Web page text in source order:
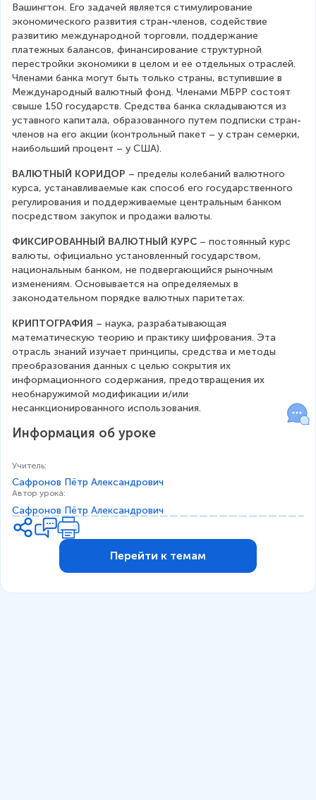
Вашингтон. Его задачей является стимулирование
экономического развития стран-членов, содействие
развитию международной торговли, поддержание
платежных балансов, финансирование структурной
перестройки экономики в целом и ее отдельных отраслей.
Членами банка могут быть только страны, вступившие в
Международный валютный фонд. Членами МБРР состоят
свыше 150 государств. Средства банка складываются из
уставного капитала, образованного путем подписки стран-
членов на его акции (контрольный пакет – у стран семерки,
наибольший процент – у США).
ВАЛЮТНЫЙ КОРИДОР – пределы колебаний валютного
курса, устанавливаемые как способ его государственного
регулирования и поддерживаемые центральным банком
посредством закупок и продажи валюты.
ФИКСИРОВАННЫЙ ВАЛЮТНЫЙ КУРС – постоянный курс
валюты, официально установленный государством,
национальным банком, не подвергающийся рыночным
изменениям. Основывается на определяемых в
законодательном порядке валютных паритетах.
КРИПТОГРАФИЯ – наука, разрабатывающая
математическую теорию и практику шифрования. Эта
отрасль знаний изучает принципы, средства и методы
преобразования данных с целью сокрытия их
информационного содержания, предотвращения их
необнаружимой модификации и/или
несанкционированного использования.
Информация об уроке
Учитель:
Сафронов Пётр Александрович
Автор урока:
Сафронов Пётр Александрович
Перейти к темам